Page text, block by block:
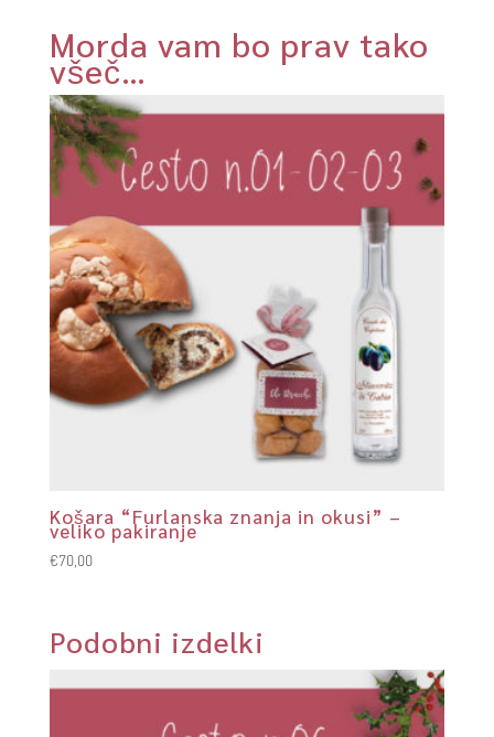
Morda vam bo prav tako
všeč…
Košara “Furlanska znanja in okusi” –
veliko pakiranje
€70,00
Podobni izdelki